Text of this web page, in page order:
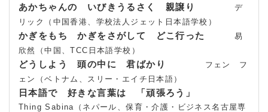
あかちゃんの いびきうるさく 親譲り
デ
リック（中国香港、学校法人ジェット日本語学校）
かぎをもち かぎをさがして どこ行った
易
欣然（中国、TCC日本語学校）
どうしよう 頭の中に 君ばかり
フェン フ
ェン（ベトナム、スリー・エイチ日本語）
日本語で 好きな言葉は 「頑張ろう」
Thing Sabina（ネパール、保育・介護・ビジネス名古屋専